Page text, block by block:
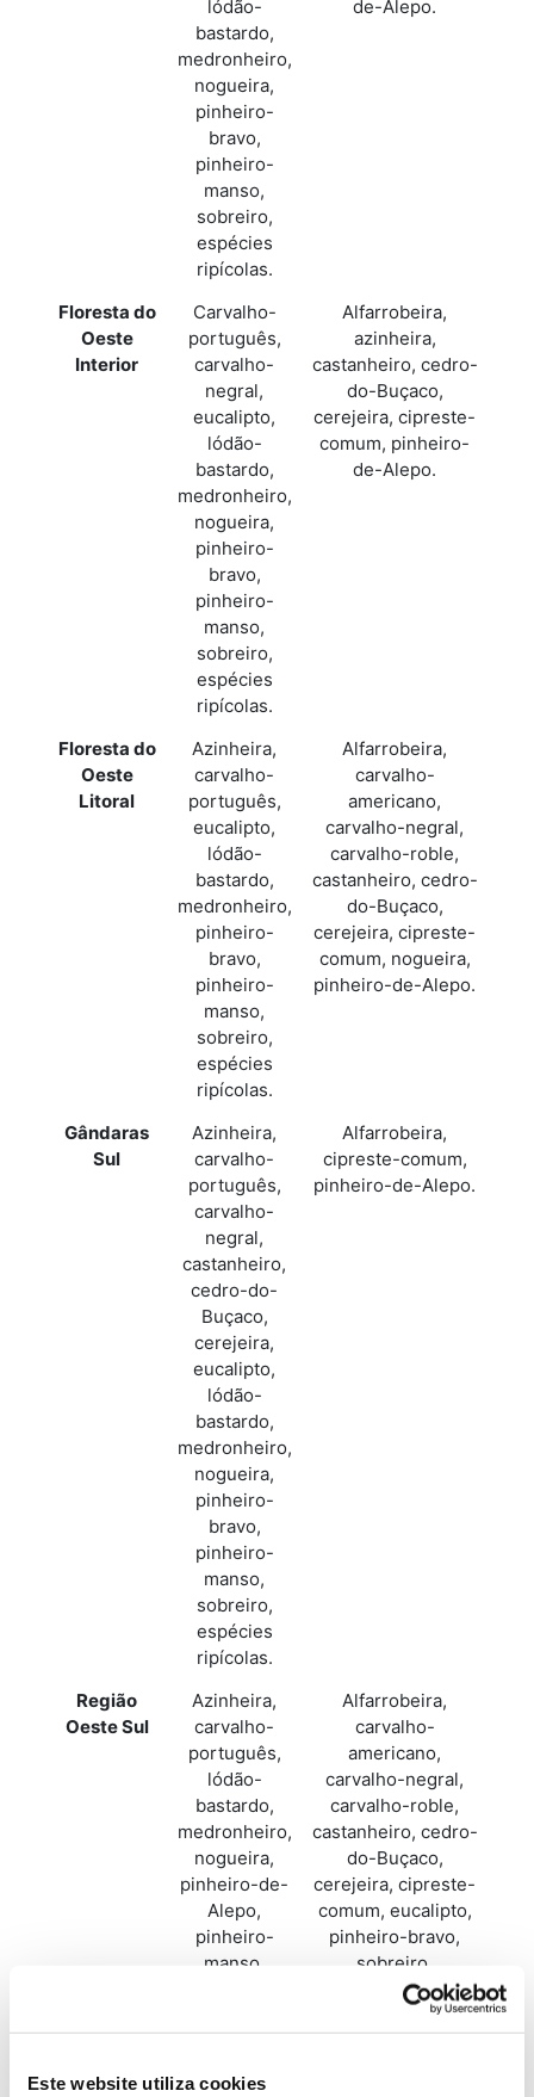
Este website utiliza cookies
lódão-
bastardo,
medronheiro,
nogueira,
pinheiro-
bravo,
pinheiro-
manso,
sobreiro,
espécies
ripícolas.
de-Alepo.
Floresta do
Oeste
Interior
Carvalho-
português,
carvalho-
negral,
eucalipto,
lódão-
bastardo,
medronheiro,
nogueira,
pinheiro-
bravo,
pinheiro-
manso,
sobreiro,
espécies
ripícolas.
Alfarrobeira,
azinheira,
castanheiro, cedro-
do-Buçaco,
cerejeira, cipreste-
comum, pinheiro-
de-Alepo.
Floresta do
Oeste
Litoral
Azinheira,
carvalho-
português,
eucalipto,
lódão-
bastardo,
medronheiro,
pinheiro-
bravo,
pinheiro-
manso,
sobreiro,
espécies
ripícolas.
Alfarrobeira,
carvalho-
americano,
carvalho-negral,
carvalho-roble,
castanheiro, cedro-
do-Buçaco,
cerejeira, cipreste-
comum, nogueira,
pinheiro-de-Alepo.
Gândaras
Sul
Azinheira,
carvalho-
português,
carvalho-
negral,
castanheiro,
cedro-do-
Buçaco,
cerejeira,
eucalipto,
lódão-
bastardo,
medronheiro,
nogueira,
pinheiro-
bravo,
pinheiro-
manso,
sobreiro,
espécies
ripícolas.
Alfarrobeira,
cipreste-comum,
pinheiro-de-Alepo.
Região
Oeste Sul
Azinheira,
carvalho-
português,
lódão-
bastardo,
medronheiro,
nogueira,
pinheiro-de-
Alepo,
pinheiro-
manso,
Alfarrobeira,
carvalho-
americano,
carvalho-negral,
carvalho-roble,
castanheiro, cedro-
do-Buçaco,
cerejeira, cipreste-
comum, eucalipto,
pinheiro-bravo,
sobreiro.
Saloia
carvalho-